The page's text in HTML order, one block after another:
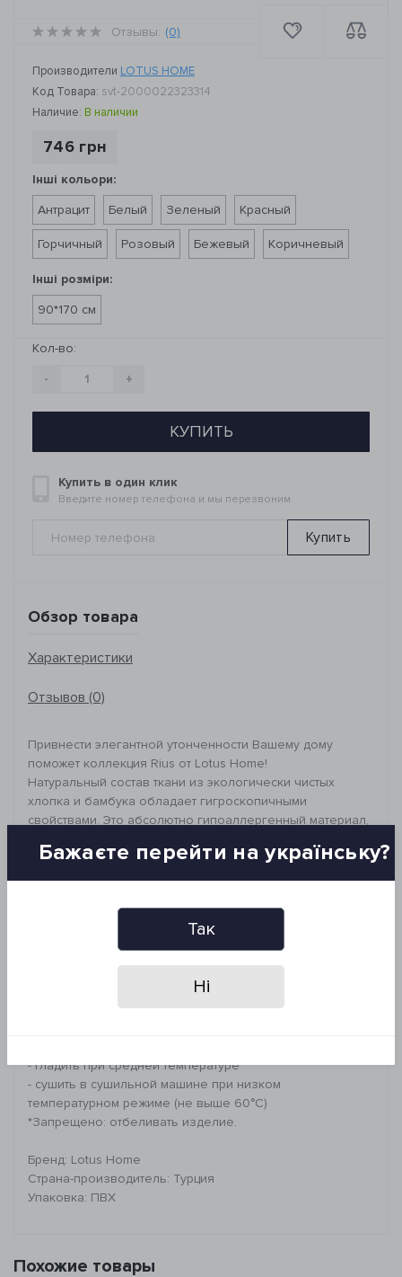
Отзывы: (0)
Производители LOTUS HOME
Код Товара: svt-2000022323314
Наличие: В наличии
746 грн
Інші кольори:
Антрацит
Белый Зеленый Красный
Горчичный Розовый Бежевый Коричневый
Інші розміри:
90*170 см
Кол-во:
- +
КУПИТЬ
Купить в один клик
Введите номер телефона и мы перезвоним
Купить
Обзор товара
Характеристики
Отзывов (0)
Привнести элегантной утонченности Вашему дому
поможет коллекция Rius от Lotus Home!
Натуральный состав ткани из экологически чистых
хлопка и бамбука обладает гигроскопичными
свойствами. Это абсолютно гипоаллергенный материал,
Стильные цвета и декоративная бахрома внесут особую
неповторимый стиль!
_________________________________
Размер: 50*100 см
Состав: 80% хлопок, 20% бамбук
Рекомендации по уходу:
- гладить при средней температуре
- сушить в сушильной машине при низком
температурном режиме (не выше 60°C)
*Запрещено: отбеливать изделие.
Бренд: Lotus Home
Страна-производитель: Турция
Упаковка: ПВХ
Похожие товары
Бажаєте перейти на українську?
Так
Ні